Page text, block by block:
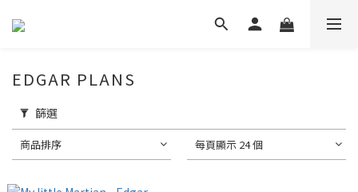
EDGAR PLANS
篩選
商品排序 每頁顯示 24 個